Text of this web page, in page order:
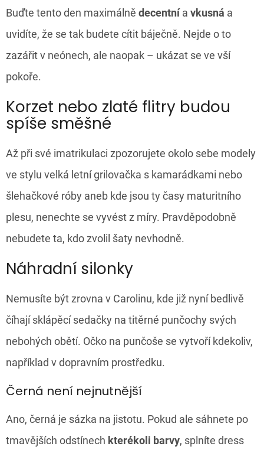
Buďte tento den maximálně decentnía vkusná a
uvidíte, že se tak budete cítit báječně. Nejde o to
zazářit v neónech, ale naopak – ukázat se ve vší
pokoře.
Korzet nebo zlaté flitry budou
spíše směšné
Až při své imatrikulaci zpozorujete okolo sebe modely
ve stylu velká letní grilovačka s kamarádkami nebo
šlehačkové róby aneb kde jsou ty časy maturitního
plesu, nenechte se vyvést z míry. Pravděpodobně
nebudete ta, kdo zvolil šaty nevhodně.
Náhradní silonky
Nemusíte být zrovna v Carolinu, kde již nyní bedlivě
číhají sklápěcí sedačky na titěrné punčochy svých
nebohých obětí. Očko na punčoše se vytvoří kdekoliv,
například v dopravním prostředku.
Černá není nejnutnější
Ano, černá je sázka na jistotu. Pokud ale sáhnete po
tmavějších odstínech kterékoli barvy, splníte dress